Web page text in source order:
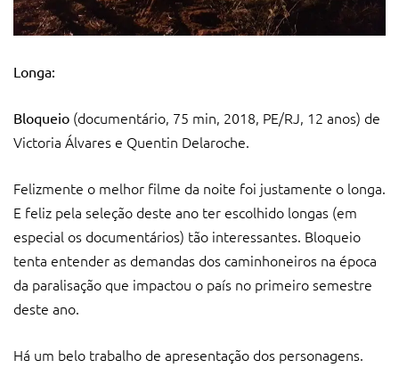
Longa:
Bloqueio (documentário, 75 min, 2018, PE/RJ, 12 anos) de
Victoria Álvares e Quentin Delaroche.
Felizmente o melhor filme da noite foi justamente o longa.
E feliz pela seleção deste ano ter escolhido longas (em
especial os documentários) tão interessantes. Bloqueio
tenta entender as demandas dos caminhoneiros na época
da paralisação que impactou o país no primeiro semestre
deste ano.
Há um belo trabalho de apresentação dos personagens.